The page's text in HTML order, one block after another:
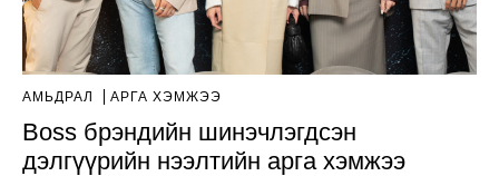
АМЬДРАЛ АРГА ХЭМЖЭЭ
Boss брэндийн шинэчлэгдсэн
дэлгүүрийн нээлтийн арга хэмжээ